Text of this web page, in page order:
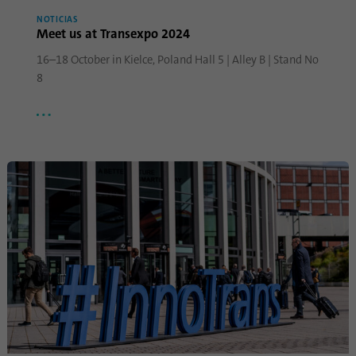
NOTICIAS
Meet us at Transexpo 2024
16–18 October in Kielce, Poland Hall 5 | Alley B | Stand No
8
Propósito
consentimiento de los huéspedes para el
uso de cookies no esenciales.
Nombre
Duración 90 dias
Propósito
Esta cookie se utiliza para determinar
coincidencias probabilísticas de la
identidad de un usuario fuera de los países
designados.
Nombre bscookie